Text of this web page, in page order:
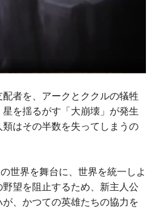
者を、アークとククルの犠牲
を揺るがす「大崩壊」が発生
はその半数を失ってしまうの
世界を舞台に、世界を統一しよ
望を阻止するため、新主人公
、かつての英雄たちの協力を